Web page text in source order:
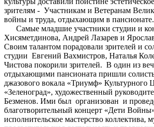
зрителям - Участникам и Ветеранам
войны и труда, отдыхающим в пансионате.
Самые младшие участники студии и
Хисяметдинова, Андрей Лазарев и
Своим талантом порадовали зрителей и
студии Евгений Вахмистров, Наталья
Чистова покорили зрителей. В один из
отдыхающими пансионата пришли
джазового вокала «Триумф» Культурного
«Зеленоград», художественный
Безменов. Ими был организован и
благотворительный концерт «Дети
исполнительское мастерство коллектива,